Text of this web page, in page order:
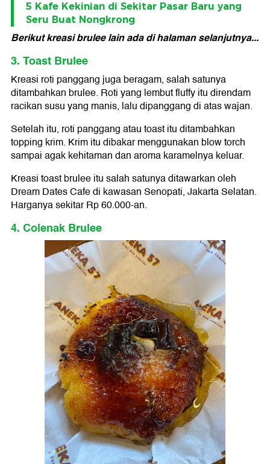
5 Kafe Kekinian di Sekitar Pasar Baru yang
Seru Buat Nongkrong
Berikut kreasi brulee lain ada di halaman selanjutnya...
3. Toast Brulee
Kreasi roti panggang juga beragam, salah satunya
ditambahkan brulee. Roti yang lembut fluffy itu direndam
racikan susu yang manis, lalu dipanggang di atas wajan.
Setelah itu, roti panggang atau toast itu ditambahkan
topping krim. Krim itu dibakar menggunakan blow torch
sampai agak kehitaman dan aroma karamelnya keluar.
Kreasi toast brulee itu salah satunya ditawarkan oleh
Dream Dates Cafe di kawasan Senopati, Jakarta Selatan.
Harganya sekitar Rp 60.000-an.
4. Colenak Brulee